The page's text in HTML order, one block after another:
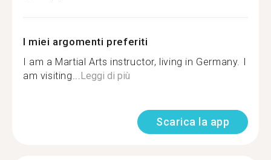
I miei argomenti preferiti
I am a Martial Arts instructor, living in Germany. I
am visiting...Leggi di più
Scarica la app